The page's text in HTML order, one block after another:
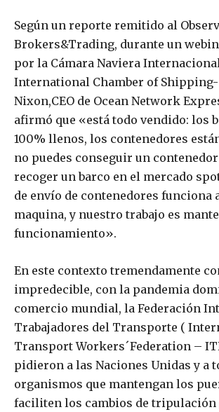
Según un reporte remitido al
Brokers&Trading, durante un
por la Cámara Naviera
International Chamber of Shipping-
Nixon,CEO de Ocean Network
afirmó que «está todo vendido: los
100% llenos, los contenedores
no puedes conseguir un
recoger un barco en el mercado
de envío de contenedores funciona
maquina, y nuestro trabajo es
funcionamiento».
En este contexto tremendamente
impredecible, con la pandemia
comercio mundial, la Federación
Trabajadores del Transporte (
Transport Workers´Federation –
pidieron a las Naciones Unidas y a
organismos que mantengan los
faciliten los cambios de tripulación